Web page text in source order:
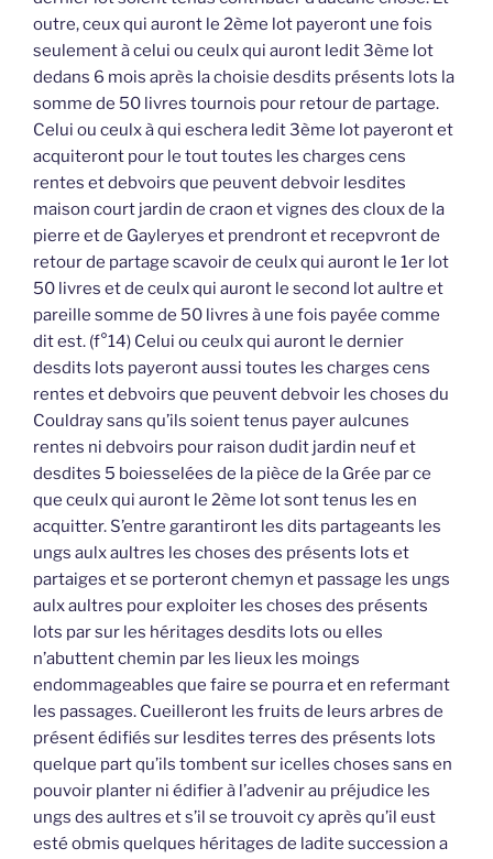
outre, ceux qui auront le 2ème lot payeront une fois
seulement à celui ou ceulx qui auront ledit 3ème lot
dedans 6 mois après la choisie desdits présents lots la
somme de 50 livres tournois pour retour de partage.
Celui ou ceulx à qui eschera ledit 3ème lot payeront et
acquiteront pour le tout toutes les charges cens
rentes et debvoirs que peuvent debvoir lesdites
maison court jardin de craon et vignes des cloux de la
pierre et de Gayleryes et prendront et recepvront de
retour de partage scavoir de ceulx qui auront le 1er lot
50 livres et de ceulx qui auront le second lot aultre et
pareille somme de 50 livres à une fois payée comme
dit est. (f°14) Celui ou ceulx qui auront le dernier
desdits lots payeront aussi toutes les charges cens
rentes et debvoirs que peuvent debvoir les choses du
Couldray sans qu’ils soient tenus payer aulcunes
rentes ni debvoirs pour raison dudit jardin neuf et
desdites 5 boiesselées de la pièce de la Grée par ce
que ceulx qui auront le 2ème lot sont tenus les en
acquitter. S’entre garantiront les dits partageants les
ungs aulx aultres les choses des présents lots et
partaiges et se porteront chemyn et passage les ungs
aulx aultres pour exploiter les choses des présents
lots par sur les héritages desdits lots ou elles
n’abuttent chemin par les lieux les moings
endommageables que faire se pourra et en refermant
les passages. Cueilleront les fruits de leurs arbres de
présent édifiés sur lesdites terres des présents lots
quelque part qu’ils tombent sur icelles choses sans en
pouvoir planter ni édifier à l’advenir au préjudice les
ungs des aultres et s’il se trouvoit cy après qu’il eust
esté obmis quelques héritages de ladite succession a